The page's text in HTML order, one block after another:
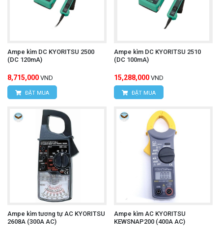
Ampe kìm DC KYORITSU 2500
(DC 120mA)
8,715,000 VND
ĐẶT MUA
Ampe kìm DC KYORITSU 2510
(DC 100mA)
15,288,000 VND
ĐẶT MUA
Ampe kìm tương tự AC KYORITSU
2608A (300A AC)
Ampe kìm AC KYORITSU
KEWSNAP200 (400A AC)